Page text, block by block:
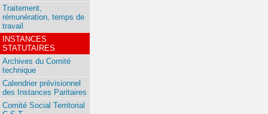
Traitement,
rémunération, temps de
travail
INSTANCES
STATUTAIRES
Archives du Comité
technique
Calendrier prévisionnel
des Instances Paritaires
Comité Social Territorial